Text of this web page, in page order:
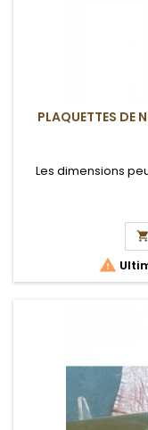
PLAQUETTES DE
Les dimensions

